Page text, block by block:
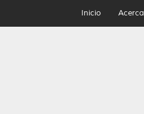
Inicio